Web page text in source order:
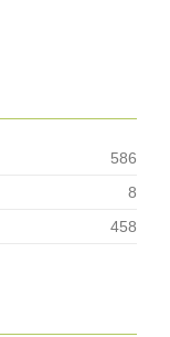
586
8
458